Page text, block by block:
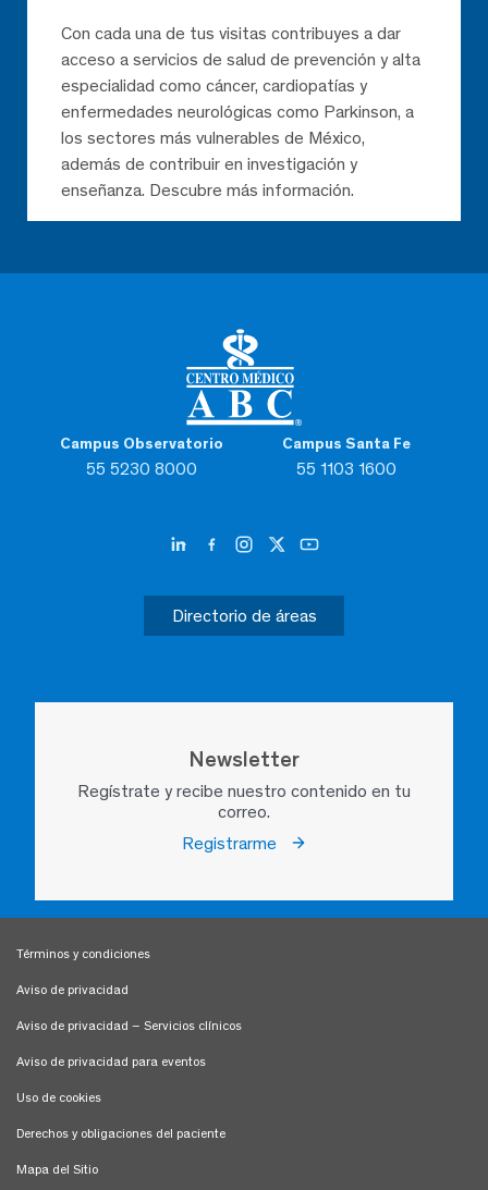
Campus Observatorio
55 5230 8000
Campus Santa Fe
55 1103 1600
Directorio de áreas
Newsletter
Regístrate y recibe nuestro contenido en tu
correo.
Registrarme
Con cada una de tus visitas contribuyes a dar
acceso a servicios de salud de prevención y alta
especialidad como cáncer, cardiopatías y
enfermedades neurológicas como Parkinson, a
los sectores más vulnerables de México,
además de contribuir en investigación y
enseñanza. Descubre más información.
Términos y condiciones
Aviso de privacidad
Aviso de privacidad – Servicios clínicos
Aviso de privacidad para eventos
Uso de cookies
Derechos y obligaciones del paciente
Mapa del Sitio